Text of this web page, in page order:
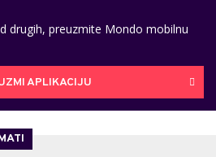
drugih, preuzmite Mondo mobilnu
APLIKACIJU